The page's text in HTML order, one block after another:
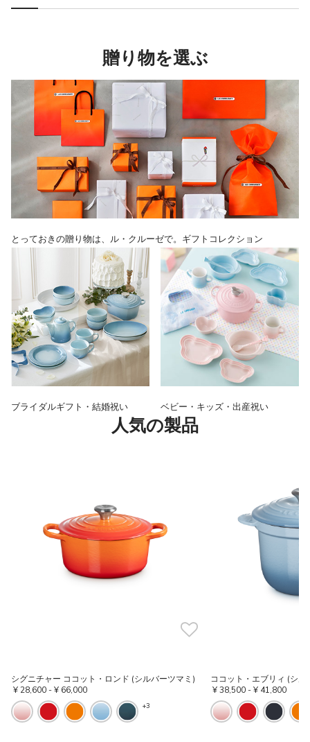
贈り物を選ぶ
とっておきの贈り物は、ル・クルーゼで。ギフトコレクション
ブライダルギフト・結婚祝い ベビー・キッズ・出産祝い
人気の製品
シグニチャー ココット・ロンド (シルバーツマミ)
¥ 28,600-¥ 66,000
+3
ココット・エブリィ (シル
¥ 38,500-¥ 41,800